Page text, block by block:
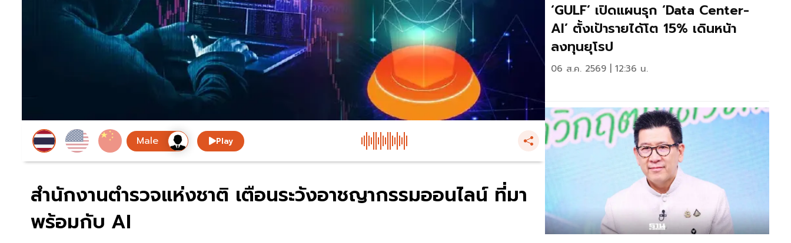
Play
สำนักงานตำรวจแห่งชาติ เตือนระวังอาชญากรรมออนไลน์ ที่มา
พร้อมกับ AI
‘GULF’ เปิดแผนรุก ‘Data Center-
AI’ ตั้งเป้ารายได้โต 15% เดินหน้า
ลงทุนยุโรป
06 ส.ค. 2569 | 12:36 น.